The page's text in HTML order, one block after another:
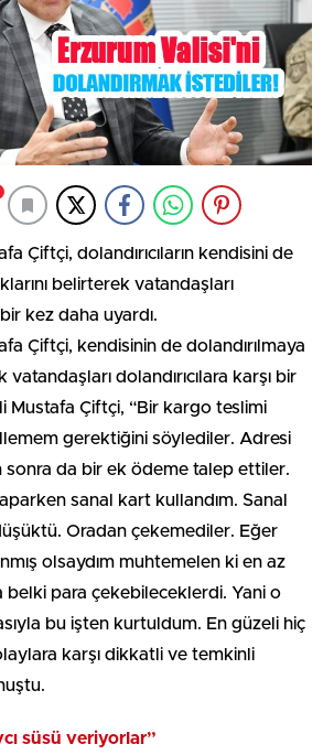
Çiftçi, dolandırıcıların kendisini de
belirterek vatandaşları
bir kez daha uyardı.
Çiftçi, kendisinin de dolandırılmaya
vatandaşları dolandırıcılara karşı bir
Mustafa Çiftçi, “Bir kargo teslimi
gerektiğini söylediler. Adresi
sonra da bir ek ödeme talep ettiler.
sanal kart kullandım. Sanal
Oradan çekemediler. Eğer
olsaydım muhtemelen ki en az
belki para çekebileceklerdi. Yani o
bu işten kurtuldum. En güzeli hiç
karşı dikkatli ve temkinli
süsü veriyorlar”